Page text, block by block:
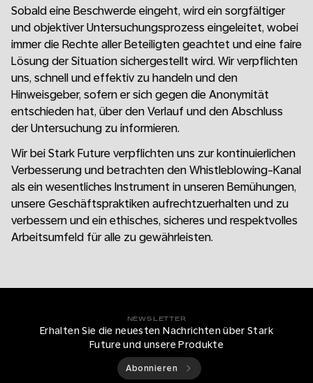
Sobald eine Beschwerde eingeht, wird ein sorgfältiger
und objektiver Untersuchungsprozess eingeleitet, wobei
immer die Rechte aller Beteiligten geachtet und eine faire
Lösung der Situation sichergestellt wird. Wir verpflichten
uns, schnell und effektiv zu handeln und den
Hinweisgeber, sofern er sich gegen die Anonymität
entschieden hat, über den Verlauf und den Abschluss
der Untersuchung zu informieren.
Wir bei Stark Future verpflichten uns zur kontinuierlichen
Verbesserung und betrachten den Whistleblowing-Kanal
als ein wesentliches Instrument in unseren Bemühungen,
unsere Geschäftspraktiken aufrechtzuerhalten und zu
verbessern und ein ethisches, sicheres und respektvolles
Arbeitsumfeld für alle zu gewährleisten.
NEWSLETTER
Erhalten Sie die neuesten Nachrichten über Stark
Future und unsere Produkte
Abonnieren